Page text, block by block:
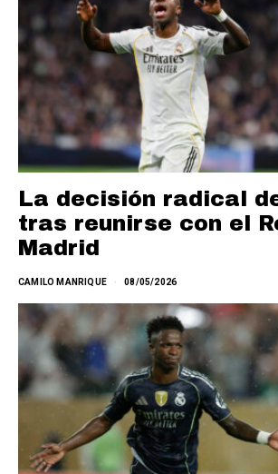
La decisión radical
tras reunirse con el
Madrid
CAMILO MANRIQUE 08/05/2026